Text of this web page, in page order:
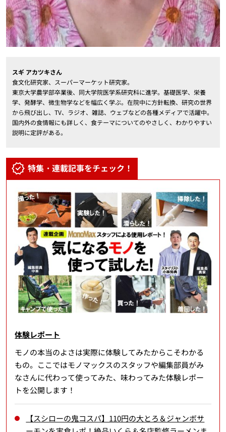
スギ アカツキさん
食文化研究家、スーパーマーケット研究家。
東京大学農学部卒業後、同大学院医学系研究科に進学。基礎医学、栄養
学、発酵学、微生物学などを幅広く学ぶ。在院中に方針転換、研究の世界
から飛び出し、TV、ラジオ、雑誌、ウェブなどの各種メディアで活躍中。
国内外の食情報にも詳しく、食テーマについてのやさしく、わかりやすい
説明に定評がある。
特集・連載記事をチェック！
体験レポート
モノの本当のよさは実際に体験してみたからこそわかる
もの。ここではモノマックスのスタッフや編集部員がみ
なさんに代わって使ってみた、味わってみた体験レポー
トを公開します！
【スシローの鬼コスパ】110円の大とろ＆ジャンボサ